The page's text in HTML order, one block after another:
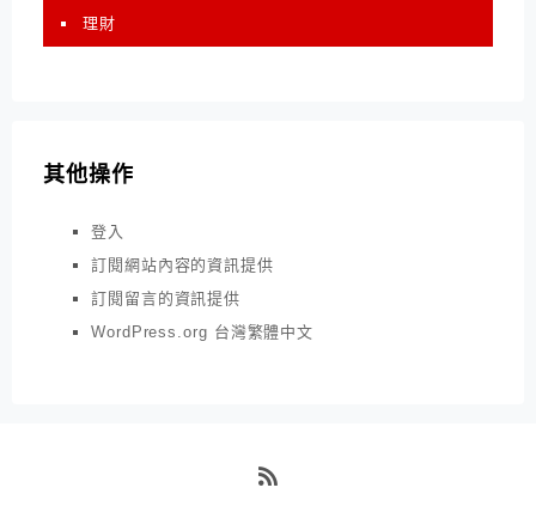
理財
其他操作
登入
訂閱網站內容的資訊提供
訂閱留言的資訊提供
WordPress.org 台灣繁體中文